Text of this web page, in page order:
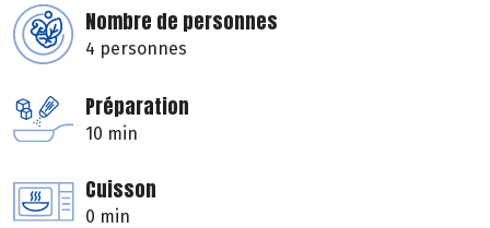
Nombre de personnes
4 personnes
Préparation
10 min
Cuisson
0 min